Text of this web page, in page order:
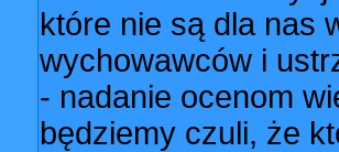
które nie są dla nas
wychowawców i
- nadanie ocenom
będziemy czuli, że